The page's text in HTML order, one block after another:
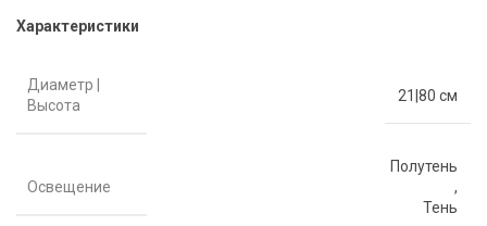
Характеристики
Диаметр |
Высота
21|80 см
Освещение
Полутень
,
Тень